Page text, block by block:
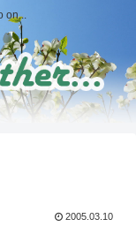
on...
2005.03.10